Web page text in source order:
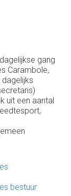
gang
Carambole,
uit een aantal
bestuur